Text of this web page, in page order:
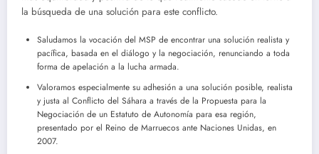
la búsqueda de una solución para este conflicto.
Saludamos la vocación del MSP de encontrar una solución realista y
pacífica, basada en el diálogo y la negociación, renunciando a toda
forma de apelación a la lucha armada.
Valoramos especialmente su adhesión a una solución posible, realista
y justa al Conflicto del Sáhara a través de la Propuesta para la
Negociación de un Estatuto de Autonomía para esa región,
presentado por el Reino de Marruecos ante Naciones Unidas, en
2007.